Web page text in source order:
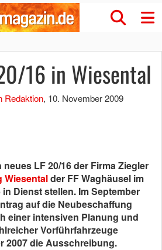
16 in Wiesental
Redaktion, 10. November 2009
neues LF 20/16 der Firma Ziegler
Wiesentalder FF Waghäusel im
Dienst stellen. Im September
auf die Neubeschaffung
einer intensiven Planung und
Vorführfahrzeuge
2007 die Ausschreibung.